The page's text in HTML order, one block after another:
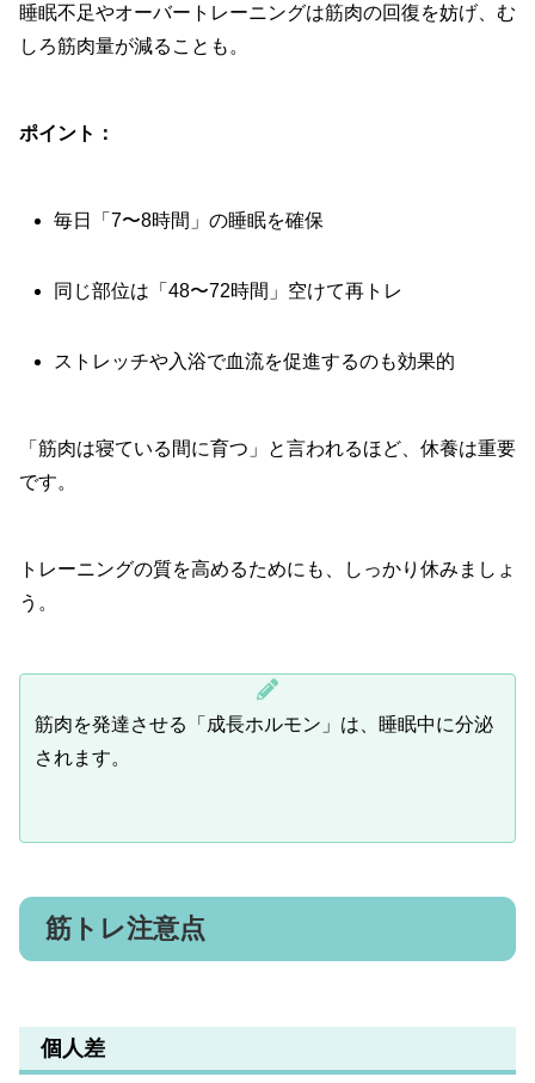
睡眠不足やオーバートレーニングは筋肉の回復を妨げ、む
しろ筋肉量が減ることも。
ポイント：
毎日「7〜8時間」の睡眠を確保
同じ部位は「48〜72時間」空けて再トレ
ストレッチや入浴で血流を促進するのも効果的
「筋肉は寝ている間に育つ」と言われるほど、休養は重要
です。
トレーニングの質を高めるためにも、しっかり休みましょ
う。
筋肉を発達させる「成長ホルモン」は、睡眠中に分泌
されます。
筋トレ注意点
個人差